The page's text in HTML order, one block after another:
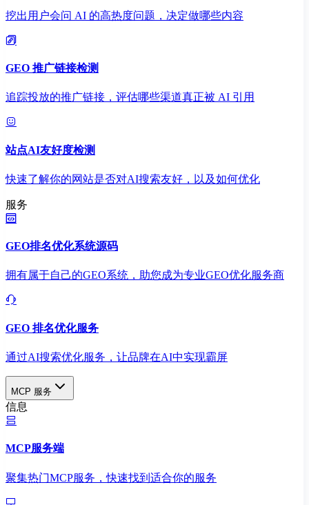
挖出用户会问 AI 的高热度问题，决定做哪些内容
GEO 推广链接检测
追踪投放的推广链接，评估哪些渠道真正被 AI 引用
站点AI友好度检测
快速了解你的网站是否对AI搜索友好，以及如何优化
服务
GEO排名优化系统源码
拥有属于自己的GEO系统，助您成为专业GEO优化服务商
GEO 排名优化服务
通过AI搜索优化服务，让品牌在AI中实现霸屏
MCP 服务
信息
MCP服务端
聚集热门MCP服务，快速找到适合你的服务